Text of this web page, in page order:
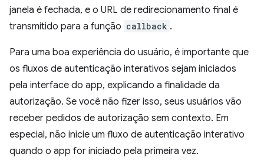
janela é fechada, e o URL de redirecionamento final é
transmitido para a função callback .
Para uma boa experiência do usuário, é importante que
os fluxos de autenticação interativos sejam iniciados
pela interface do app, explicando a finalidade da
autorização. Se você não fizer isso, seus usuários vão
receber pedidos de autorização sem contexto. Em
especial, não inicie um fluxo de autenticação interativo
quando o app for iniciado pela primeira vez.